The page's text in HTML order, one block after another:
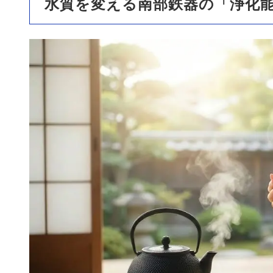
水質を変える南部鉄器の「浄化